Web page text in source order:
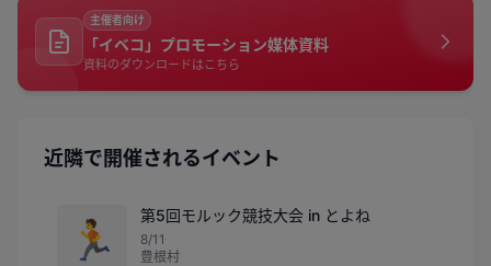
主催者向け
「イベコ」プロモーション媒体資料
資料のダウンロードはこちら
近隣で開催されるイベント
🏃
第5回モルック競技大会 in とよね
8/11
豊根村